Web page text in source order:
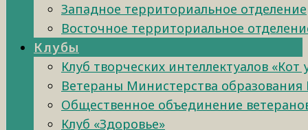
Западное территориальное отделение
Восточное территориальное
Клубы
Клуб творческих интеллектуалов «Кот
Ветераны Министерства образования
Общественное объединение
Клуб «Здоровье»